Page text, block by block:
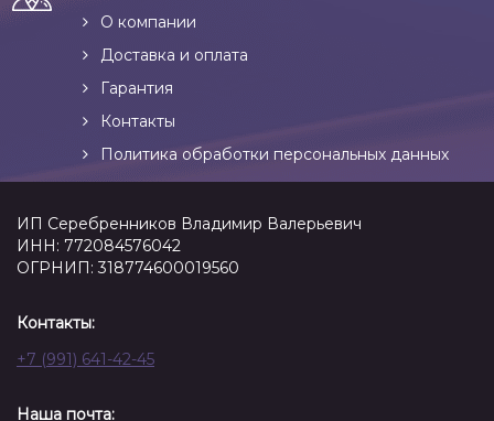
О компании
Доставка и оплата
Гарантия
Контакты
Политика обработки персональных данных
ИП Серебренников Владимир Валерьевич
ИНН: 772084576042
ОГРНИП: 318774600019560
Контакты:
+7 (991) 641-42-45
Наша почта: